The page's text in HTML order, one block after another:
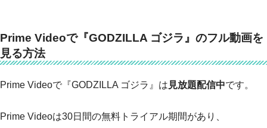
Prime Videoで『GODZILLA ゴジラ』のフル動画を
見る方法
Prime Videoで『GODZILLA ゴジラ』は 見放題配信中です。
Prime Videoは30日間の無料トライアル期間があり、